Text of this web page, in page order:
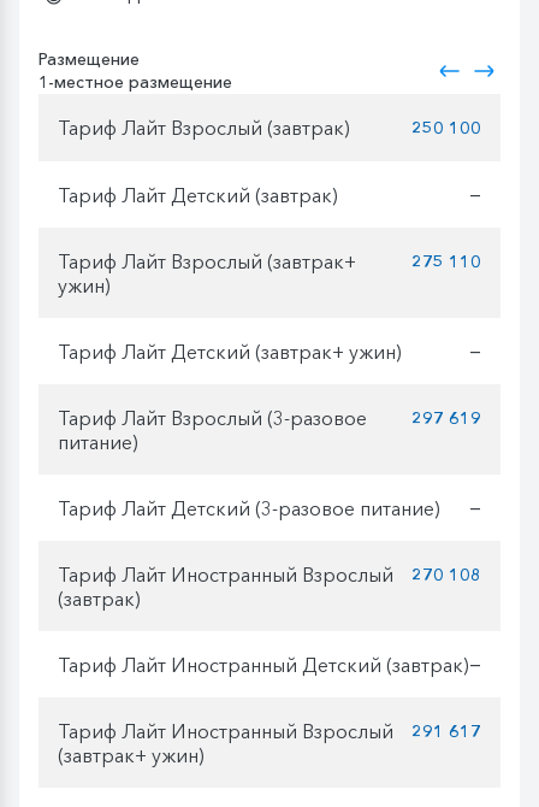
Размещение
1-местное размещение
Тариф Лайт Взрослый (завтрак) 250 100
Тариф Лайт Детский (завтрак) —
Тариф Лайт Взрослый (завтрак+
ужин)
275 110
Тариф Лайт Детский (завтрак+ ужин) —
Тариф Лайт Взрослый (3-разовое
питание)
297 619
Тариф Лайт Детский (3-разовое питание) —
Тариф Лайт Иностранный Взрослый
(завтрак)
270 108
Тариф Лайт Иностранный Детский (завтрак)—
Тариф Лайт Иностранный Взрослый
(завтрак+ ужин)
291 617